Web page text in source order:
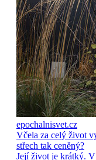
epochalnisvet.cz
Včela za celý život
střech tak ceněný?
Její život je krátký. V